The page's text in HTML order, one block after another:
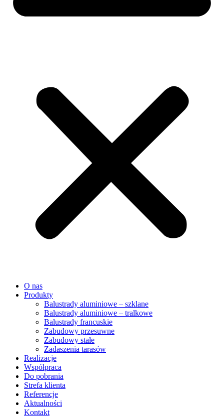
O nas
Produkty
Balustrady aluminiowe – szklane
Balustrady aluminiowe – tralkowe
Balustrady francuskie
Zabudowy przesuwne
Zabudowy stałe
Zadaszenia tarasów
Realizacje
Współpraca
Do pobrania
Strefa klienta
Referencje
Aktualności
Kontakt